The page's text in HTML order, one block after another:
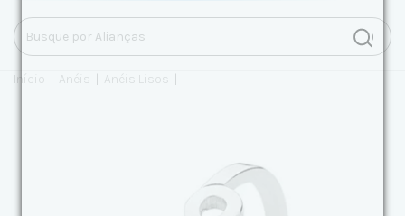
Início Anéis Anéis Lisos